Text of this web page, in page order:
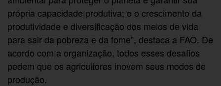
própria capacidade produtiva; e o crescimento da
produtividade e diversificação dos meios de vida
para sair da pobreza e da fome”, destaca a FAO. De
acordo com a organização, todos esses desafios
pedem que os agricultores inovem seus modos de
produção.